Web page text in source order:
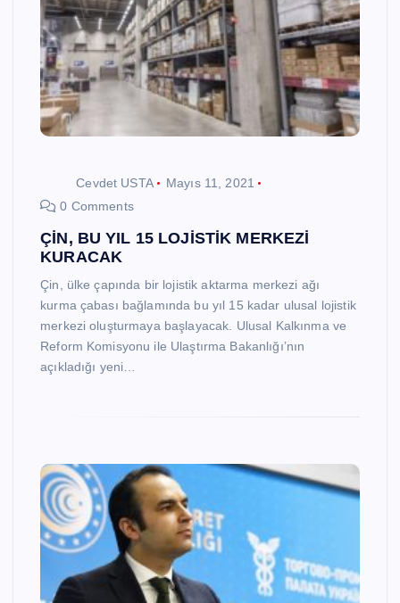
Cevdet USTA
Mayıs 11, 2021
0 Comments
ÇİN, BU YIL 15 LOJİSTİK MERKEZİ
KURACAK
Çin, ülke çapında bir lojistik aktarma merkezi ağı
kurma çabası bağlamında bu yıl 15 kadar ulusal lojistik
merkezi oluşturmaya başlayacak. Ulusal Kalkınma ve
Reform Komisyonu ile Ulaştırma Bakanlığı’nın
açıkladığı yeni…